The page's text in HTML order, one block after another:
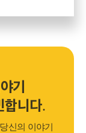
기
합니다.
신의 이야기